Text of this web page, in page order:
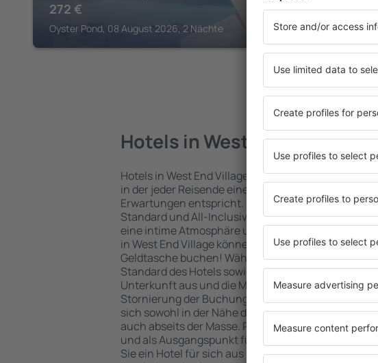
272 €
Oyster Pond, 08 August 2026, 2 Nächte
705€
West
Hotels in West End Village
Hotels in West End Village sind eine vielfältige
in der jeder Reisende eine Unterkunft findet, die
Erwartungen entspricht. Sie bevorzugen ein Hotel
Standard und All-Inclusive-Angebot oder wählen
eine intime Atmosphäre und günstige Unterkünfte
in West End Village können Sie eine Unterkunft für
Geldtasche buchen! Wählen Sie eine günstige
Standard des Hotels sowie die Zahlungsmethoden
Unterkunft aus und die Möglichkeit einer
Stornierung der Buchung. Hotels in West End
sich sowohl in der Nähe der beliebtesten
auch abseits der Masse. Perfekt für einen längeren
und als Ausgangspunkt für Ausflüge zu anderen
Sie ein Hotel für sich aus und bereiten Sie sich